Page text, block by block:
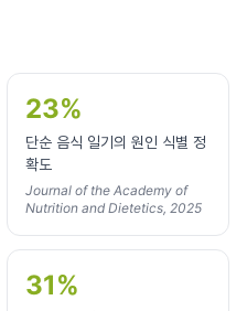
23%
단순 음식 일기의 원인 식별 정
확도
Journal of the Academy of
Nutrition and Dietetics, 2025
31%